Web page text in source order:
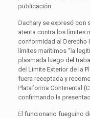
publicación.
Dachary se expresó con
atenta contra los límites
conformidad al Derecho
límites marítimos “la
plasmada luego del
del Límite Exterior de la
fuera receptada y
Plataforma Continental
confirmando la
El funcionario fueguino